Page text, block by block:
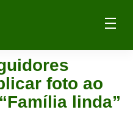
foto ao
linda”